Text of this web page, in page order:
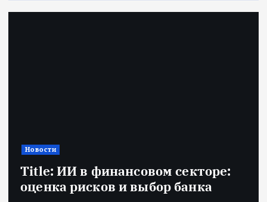
Новости
Title: ИИ в финансовом секторе:
оценка рисков и выбор банка